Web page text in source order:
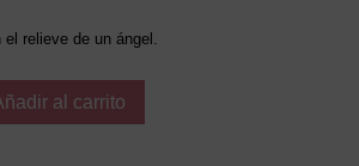
el relieve de un ángel.
al carrito